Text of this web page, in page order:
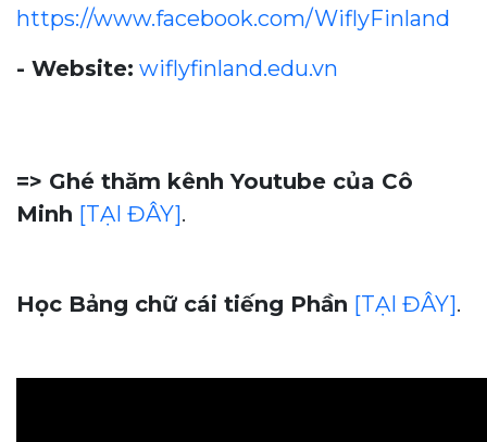
https://www.facebook.com/WiflyFinland
- Website: wiflyfinland.edu.vn
=> Ghé thăm kênh Youtube của Cô
Minh [TẠI ĐÂY].
Học Bảng chữ cái tiếng Phần [TẠI ĐÂY].